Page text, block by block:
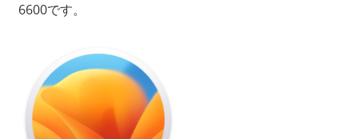
6600です。